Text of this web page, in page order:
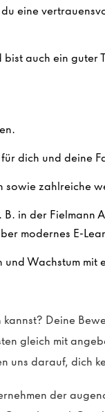
eine
auch ein guter
dich und deine
zahlreiche
in der Fielmann
modernes E-
Wachstum mit
Deine
gleich mit
uns darauf, dich
der